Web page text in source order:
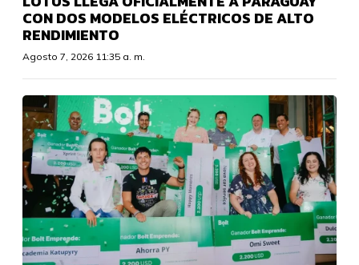
CON DOS MODELOS ELÉCTRICOS DE ALTO
RENDIMIENTO
Agosto 7, 2026 11:35 a. m.